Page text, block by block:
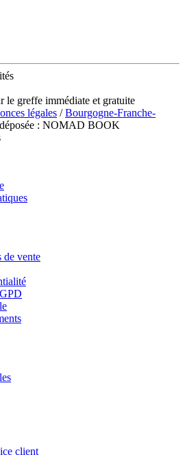
le greffe immédiate et gratuite
légales /Bourgogne-Franche-
: NOMAD BOOK
de vente
client